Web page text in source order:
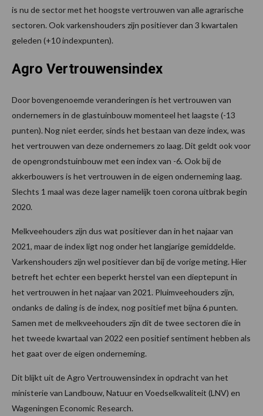
is nu de sector met het hoogste vertrouwen van alle agrarische
sectoren. Ook varkenshouders zijn positiever dan 3 kwartalen
geleden (+10 indexpunten).
Agro Vertrouwensindex
Door bovengenoemde veranderingen is het vertrouwen van
ondernemers in de glastuinbouw momenteel het laagste (-13
punten). Nog niet eerder, sinds het bestaan van deze index, was
het vertrouwen van deze ondernemers zo laag. Dit geldt ook voor
de opengrondstuinbouw met een index van -6. Ook bij de
akkerbouwers is het vertrouwen in de eigen onderneming laag.
Slechts 1 maal was deze lager namelijk toen corona uitbrak begin
2020.
Melkveehouders zijn dus wat positiever dan in het najaar van
2021, maar de index ligt nog onder het langjarige gemiddelde.
Varkenshouders zijn wel positiever dan bij de vorige meting. Hier
betreft het echter een beperkt herstel van een dieptepunt in
het vertrouwen in het najaar van 2021. Pluimveehouders zijn,
ondanks de daling is de index, nog positief met bijna 6 punten.
Samen met de melkveehouders zijn dit de twee sectoren die in
het tweede kwartaal van 2022 een positief sentiment hebben als
het gaat over de eigen onderneming.
Dit blijkt uit de Agro Vertrouwensindex in opdracht van het
ministerie van Landbouw, Natuur en Voedselkwaliteit (LNV) en
Wageningen Economic Research.